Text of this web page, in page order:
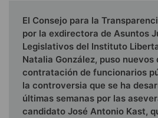
El Consejo para la
por la exdirectora de Asuntos
Legislativos del Instituto
Natalia González, puso nuevos
contratación de funcionarios
la controversia que se ha
últimas semanas por las
candidato José Antonio Kast,